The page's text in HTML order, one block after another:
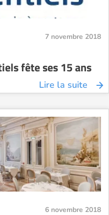
7 novembre 2018
fête ses 15 ans
Lire la suite
6 novembre 2018